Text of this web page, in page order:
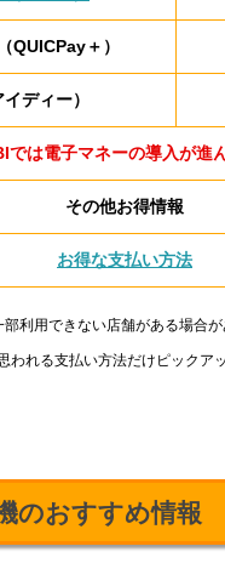
QUICPay＋）
ディー）
は電子マネーの導入が進
その他お得情報
お得な支払い方法
利用できない店舗がある場合が
れる支払い方法だけピックア
のおすすめ情報